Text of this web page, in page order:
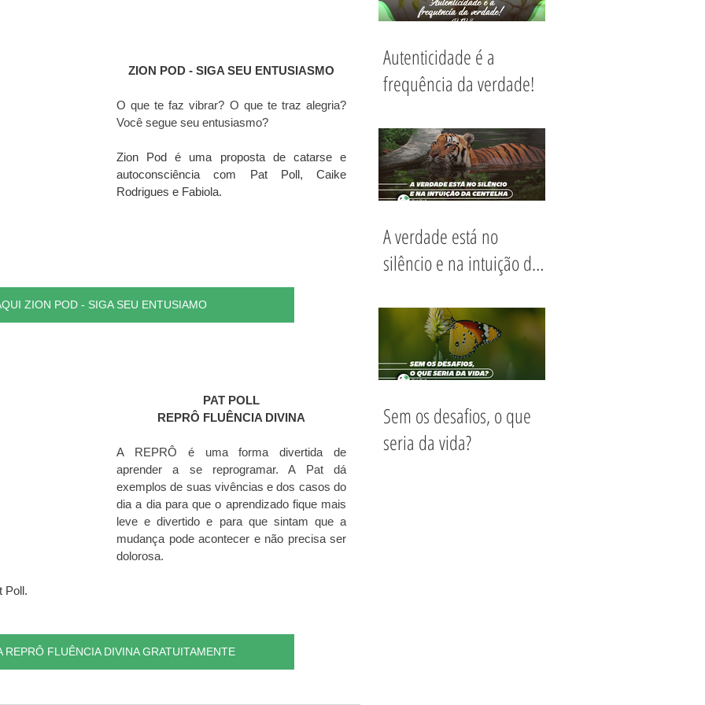
ZION POD - SIGA SEU ENTUSIASMO
O que te faz vibrar? O que te traz alegria?
Você segue seu entusiasmo?
Zion Pod é uma proposta de catarse e
autoconsciência com Pat Poll, Caike
Rodrigues e Fabiola.
ZION POD - SIGA SEU ENTUSIAMO
PAT POLL
REPRÔ FLUÊNCIA DIVINA
A REPRÔ é uma forma divertida de
aprender a se reprogramar. A Pat dá
exemplos de suas vivências e dos casos do
dia a dia para que o aprendizado fique mais
leve e divertido e para que sintam que a
mudança pode acontecer e não precisa ser
dolorosa.
Poll.
REPRÔ FLUÊNCIA DIVINA GRATUITAMENTE
Autenticidade é a
frequência da verdade!
A verdade está no
silêncio e na intuição da
Sem os desafios, o que
seria da vida?